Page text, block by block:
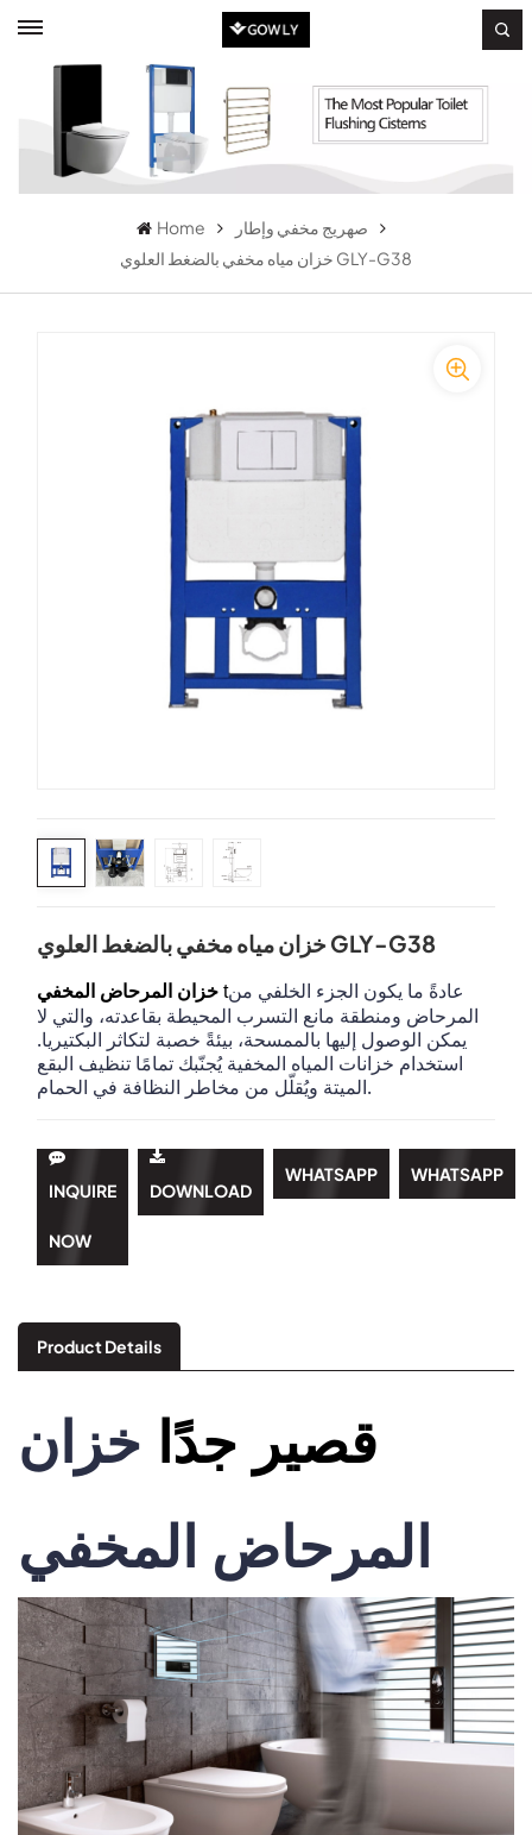
Home
صهريج مخفي وإطار
خزان مياه مخفي بالضغط العلوي GLY-G38
خزان مياه مخفي بالضغط العلوي GLY-G38
tعادةً ما يكون الجزء الخلفي من
المرحاض ومنطقة مانع التسرب المحيطة بقاعدته، والتي لا
يمكن الوصول إليها بالممسحة، بيئةً خصبة لتكاثر البكتيريا.
استخدام خزانات المياه المخفية يُجنّبك تمامًا تنظيف البقع
الميتة ويُقلّل من مخاطر النظافة في الحمام.
INQUIRE
NOW
DOWNLOAD
WHATSAPP WHATSAPP
Product Details
قصير جدًا خزان
المرحاض المخفي